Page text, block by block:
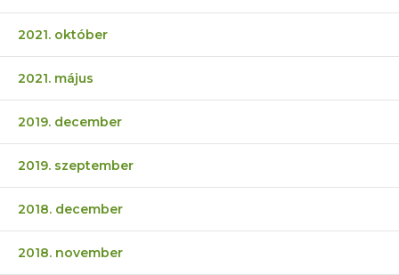
2021. október
2021. május
2019. december
2019. szeptember
2018. december
2018. november